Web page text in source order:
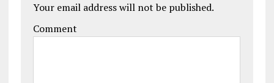
Your email address will not be published.
Comment